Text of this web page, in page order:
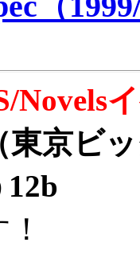
Novels
京ビ